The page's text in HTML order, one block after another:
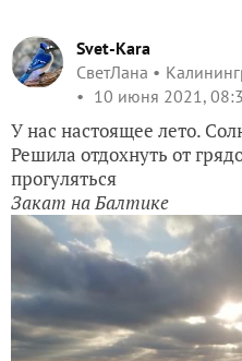
Svet-Kara
СветЛана
10 июня 2021,
У нас настоящее лето.
Решила отдохнуть от
прогуляться
Закат на Балтике